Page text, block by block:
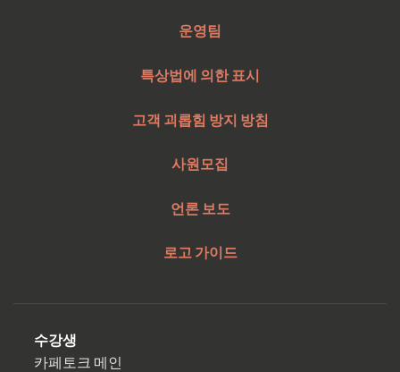
운영팀
특상법에 의한 표시
고객 괴롭힘 방지 방침
사원모집
언론 보도
로고 가이드
수강생
카페토크 메인